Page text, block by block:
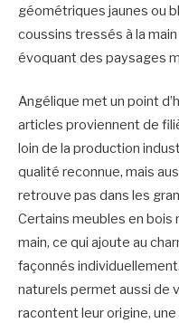
géométriques jaunes ou
coussins tressés à la
évoquant des paysages
Angélique met un point
articles proviennent de
loin de la production
qualité reconnue, mais
retrouve pas dans les
Certains meubles en bois
main, ce qui ajoute au
façonnés
naturels permet aussi de
racontent leur origine,